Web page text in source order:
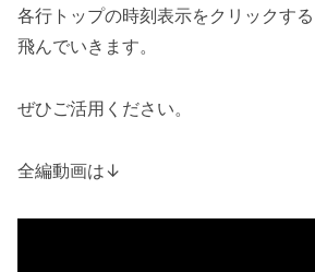
各行トップの時刻表示をクリックす
飛んでいきます。
ぜひご活用ください。
全編動画は↓